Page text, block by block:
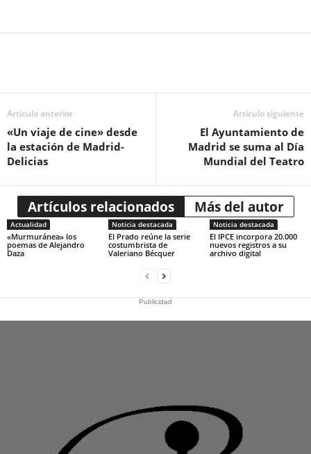
Artículo anterior
«Un viaje de cine» desde
la estación de Madrid-
Delicias
Artículo siguiente
El Ayuntamiento de
Madrid se suma al Día
Mundial del Teatro
Artículos relacionados Más del autor
Actualidad
«Murmuránea» los
poemas de Alejandro
Daza
Noticia destacada
El Prado reúne la serie
costumbrista de
Valeriano Bécquer
Noticia destacada
El IPCE incorpora 20.000
nuevos registros a su
archivo digital
Publicidad